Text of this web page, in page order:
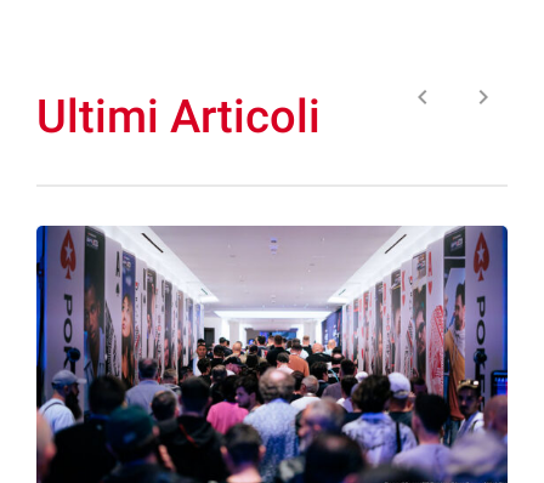
Ultimi Articoli keyboard_arrow_left keyboard_arrow_right